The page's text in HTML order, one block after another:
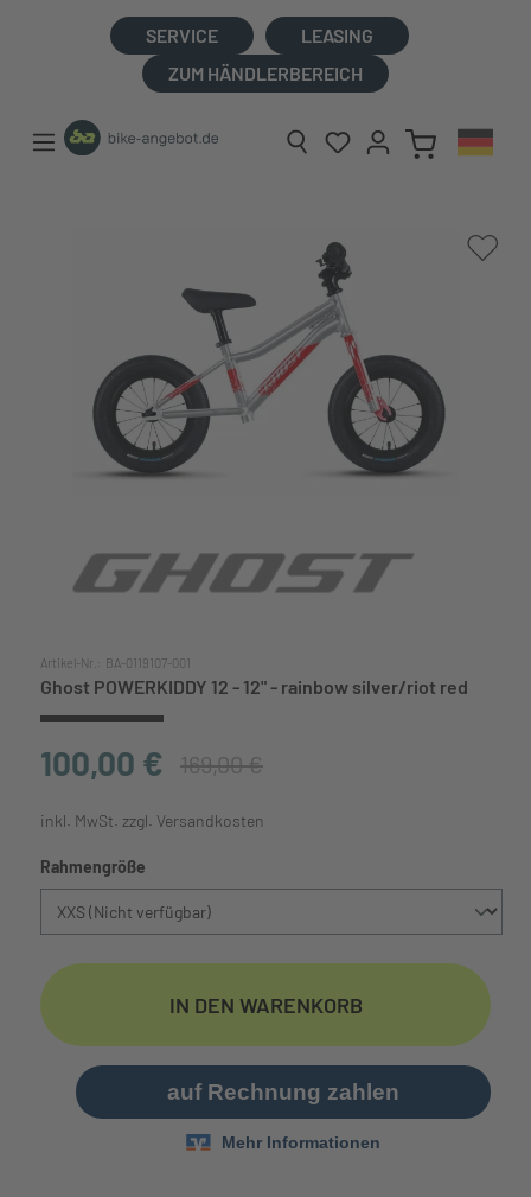
SERVICE
LEASING
ZUM HÄNDLERBEREICH
Artikel-Nr.: BA-0119107-001
Ghost POWERKIDDY 12 - 12" - rainbow silver/riot red
100,00 € 169,00 €
inkl. MwSt. zzgl. Versandkosten
Rahmengröße
IN DEN WARENKORB